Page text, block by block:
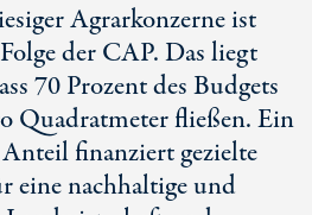
Agrarkonzerne ist
der CAP. Das liegt
70 Prozent des Budgets
Quadratmeter fließen. Ein
finanziert gezielte
eine nachhaltige und